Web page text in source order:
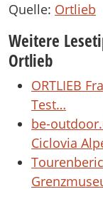
Quelle: Ortlieb
Weitere
Ortlieb
ORTLIEB
Test…
be-
Ciclovia